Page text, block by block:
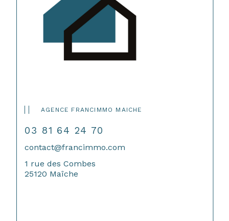
AGENCE FRANCIMMO MAICHE
03 81 64 24 70
contact@francimmo.com
1 rue des Combes
25120 Maîche